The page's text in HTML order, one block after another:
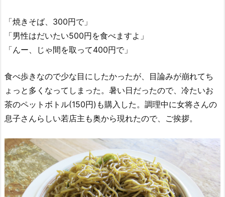
「焼きそば、300円で」
「男性はだいたい500円を食べますよ」
「んー、じゃ間を取って400円で」
食べ歩きなので少な目にしたかったが、目論みが崩れてち
ょっと多くなってしまった。暑い日だったので、冷たいお
茶のペットボトル(150円)も購入した。調理中に女将さんの
息子さんらしい若店主も奥から現れたので、ご挨拶。